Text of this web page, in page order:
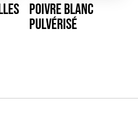
Poivre blanc
pulvérisé